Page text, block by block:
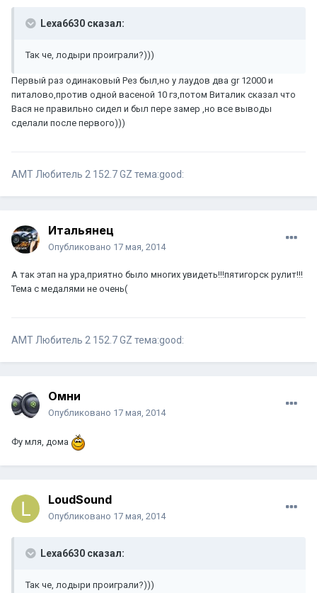
Lexa6630 сказал:
Так че, лодыри проиграли?)))
Первый раз одинаковый Рез был,но у лаудов два gr 12000 и
питалово,против одной васеной 10 гз,потом Виталик сказал что
Вася не правильно сидел и был пере замер ,но все выводы
сделали после первого)))
АМТ Любитель 2 152.7 GZ тема:good:
Итальянец
Опубликовано 17 мая, 2014
А так этап на ура,приятно было многих увидеть!!!пятигорск рулит!!!
Тема с медалями не очень(
АМТ Любитель 2 152.7 GZ тема:good:
Омни
Опубликовано 17 мая, 2014
Фу мля, дома
LoudSound
Опубликовано 17 мая, 2014
Lexa6630 сказал:
Так че, лодыри проиграли?)))